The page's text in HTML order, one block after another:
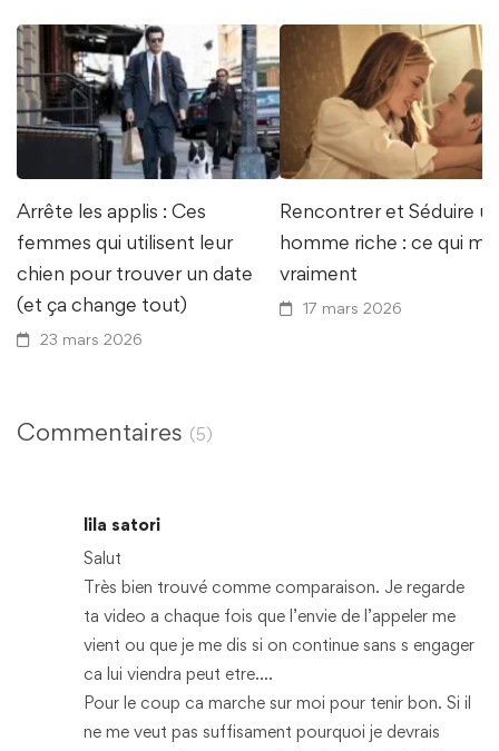
Arrête les applis : Ces
femmes qui utilisent leur
chien pour trouver un date
(et ça change tout)
23 mars 2026
Rencontrer et Séduire
homme riche : ce qui
vraiment
17 mars 2026
Commentaires (5)
lila satori
Salut
Très bien trouvé comme comparaison. Je regarde
ta video a chaque fois que l’envie de l’appeler me
vient ou que je me dis si on continue sans s engager
ca lui viendra peut etre….
Pour le coup ca marche sur moi pour tenir bon. Si il
ne me veut pas suffisament pourquoi je devrais